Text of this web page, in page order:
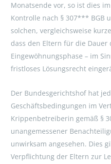
Monatsende vor, so ist dies
Kontrolle nach § 307*** BGB
solchen, vergleichsweise
dass den Eltern für die Dauer
Eingewöhnungsphase – im
fristloses Lösungsrecht
Der Bundesgerichtshof hat
Geschäftsbedingungen im
Krippenbetreiberin gemäß §
unangemessener
unwirksam angesehen. Dies
Verpflichtung der Eltern zur